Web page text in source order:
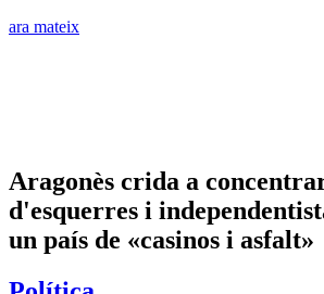
ara mateix
Aragonès crida a
d'esquerres i
un país de «casinos i asfalt»